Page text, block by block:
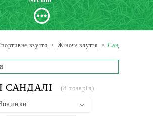
взуття > Жіноче взуття > Сандалі
САНДАЛІ (8 товарів)